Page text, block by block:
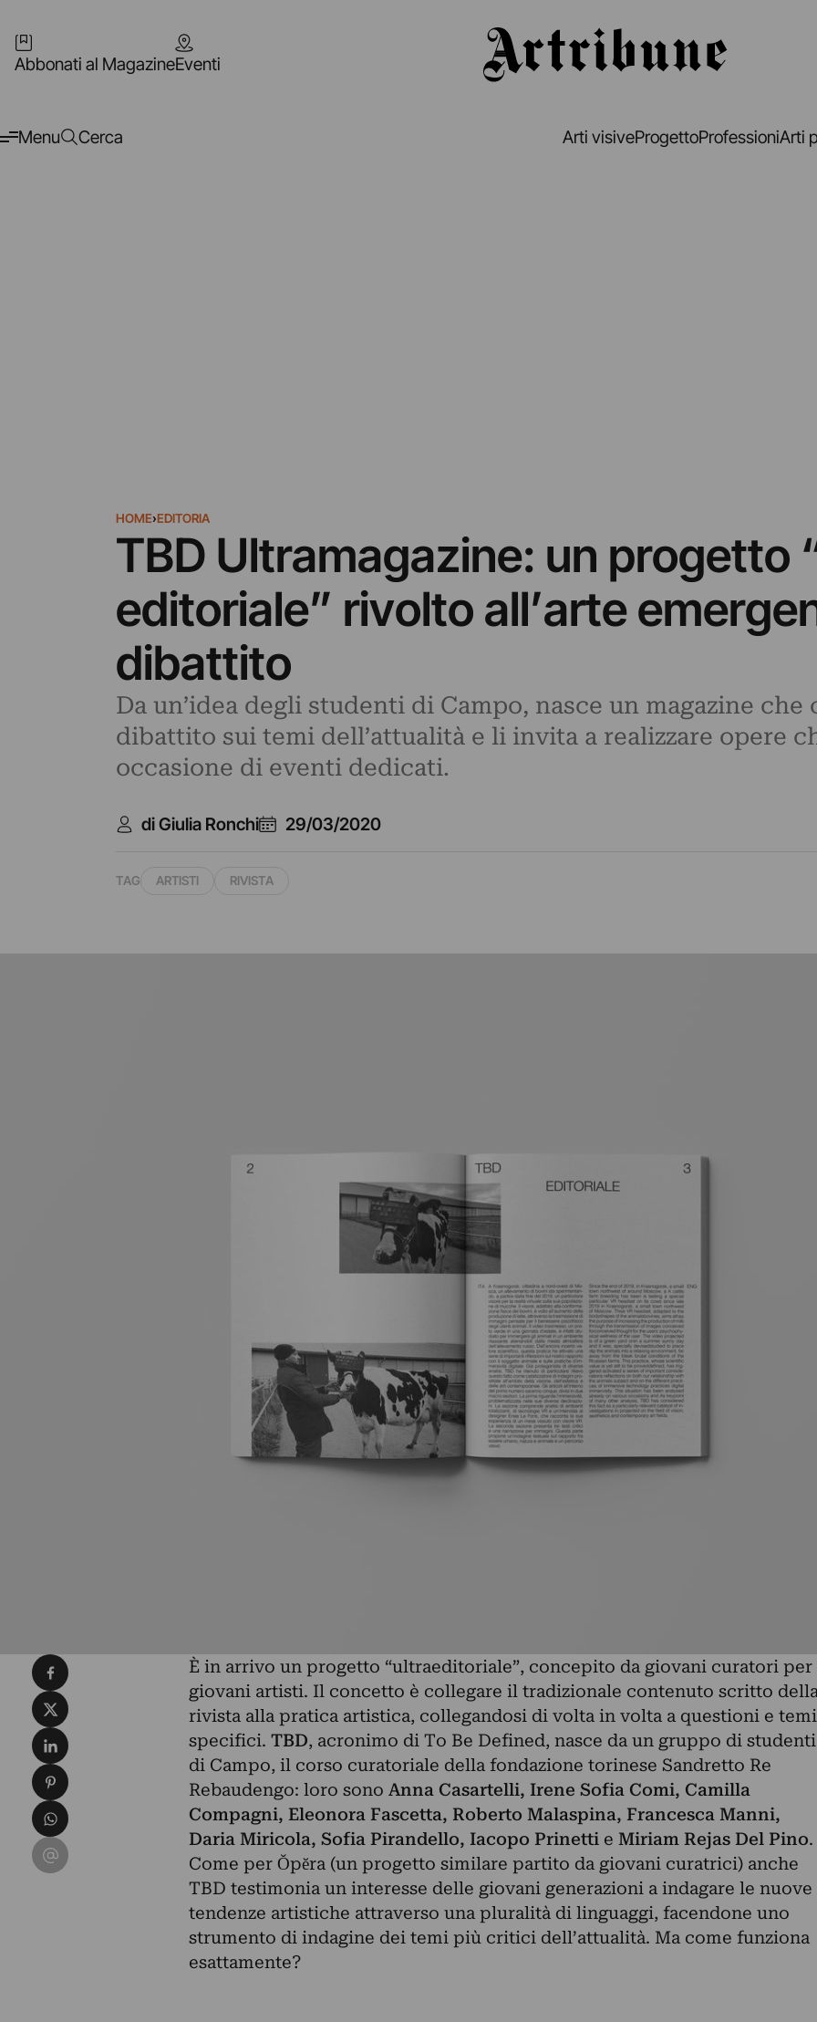
Abbonati al MagazineEventi
Menu Cerca Arti visiveProgettoProfessioniArti
HOME›EDITORIA
TBD Ultramagazine: un progetto
editoriale” rivolto all’arte
dibattito
Da un’idea degli studenti di Campo, nasce un magazine
dibattito sui temi dell’attualità e li invita a realizzare opere
occasione di eventi dedicati.
di Giulia Ronchi 29/03/2020
TAG ARTISTI RIVISTA
È in arrivo un progetto “ultraeditoriale”, concepito da giovani curatori per
giovani artisti. Il concetto è collegare il tradizionale contenuto scritto
rivista alla pratica artistica, collegandosi di volta in volta a questioni e temi
specifici. TBD, acronimo di To Be Defined, nasce da un gruppo di studenti
di Campo, il corso curatoriale della fondazione torinese Sandretto Re
Rebaudengo: loro sono Anna Casartelli, Irene Sofia Comi, Camilla
Compagni, Eleonora Fascetta, Roberto Malaspina, Francesca Manni,
Daria Miricola, Sofia Pirandello, Iacopo Prinetti e Miriam Rejas Del Pino.
Come per Ŏpĕra(un progetto similare partito da giovani curatrici) anche
TBD testimonia un interesse delle giovani generazioni a indagare le nuove
tendenze artistiche attraverso una pluralità di linguaggi, facendone uno
strumento di indagine dei temi più critici dell’attualità. Ma come funziona
esattamente?
Condividi su Facebook
Condividi su X
Condividi su LinkedIn
Condividi su Pinterest
Condividi su WhatsApp
Condividi su Email